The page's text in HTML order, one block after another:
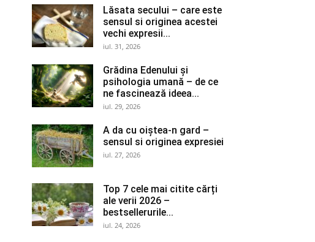
Lăsata secului – care este
sensul si originea acestei
vechi expresii...
iul. 31, 2026
Grădina Edenului și
psihologia umană – de ce
ne fascinează ideea...
iul. 29, 2026
A da cu oiștea-n gard –
sensul si originea expresiei
iul. 27, 2026
Top 7 cele mai citite cărți
ale verii 2026 –
bestsellerurile...
iul. 24, 2026